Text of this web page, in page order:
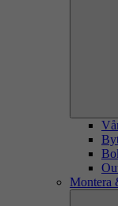
Montera